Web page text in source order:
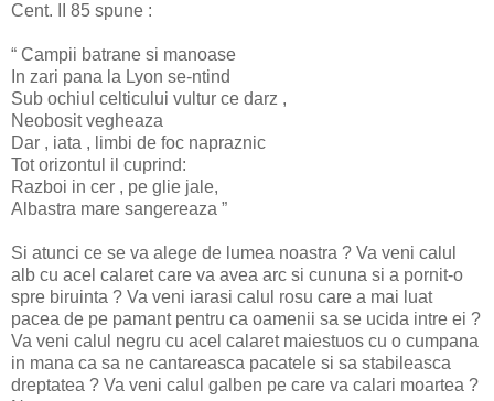
Cent. II 85 spune :
“ Campii batrane si manoase
In zari pana la Lyon se-ntind
Sub ochiul celticului vultur ce darz ,
Neobosit vegheaza
Dar , iata , limbi de foc napraznic
Tot orizontul il cuprind:
Razboi in cer , pe glie jale,
Albastra mare sangereaza ”
Si atunci ce se va alege de lumea noastra ? Va veni calul
alb cu acel calaret care va avea arc si cununa si a pornit-o
spre biruinta ? Va veni iarasi calul rosu care a mai luat
pacea de pe pamant pentru ca oamenii sa se ucida intre ei ?
Va veni calul negru cu acel calaret maiestuos cu o cumpana
in mana ca sa ne cantareasca pacatele si sa stabileasca
dreptatea ? Va veni calul galben pe care va calari moartea ?